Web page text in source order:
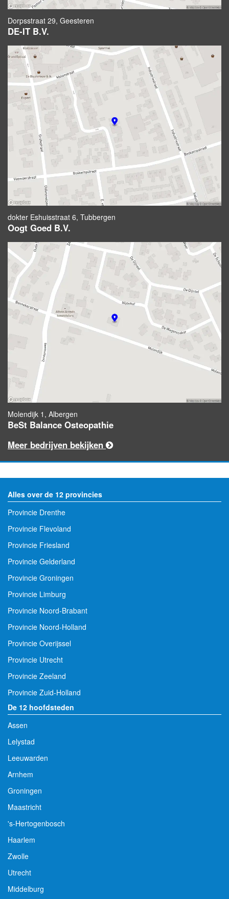
Dorpsstraat 29, Geesteren
DE-IT B.V.
dokter Eshuisstraat 6, Tubbergen
Oogt Goed B.V.
Molendijk 1, Albergen
BeSt Balance Osteopathie
Meer bedrijven bekijken
Alles over de 12 provincies
Provincie Drenthe
Provincie Flevoland
Provincie Friesland
Provincie Gelderland
Provincie Groningen
Provincie Limburg
Provincie Noord-Brabant
Provincie Noord-Holland
Provincie Overijssel
Provincie Utrecht
Provincie Zeeland
Provincie Zuid-Holland
De 12 hoofdsteden
Assen
Lelystad
Leeuwarden
Arnhem
Groningen
Maastricht
's-Hertogenbosch
Haarlem
Zwolle
Utrecht
Middelburg